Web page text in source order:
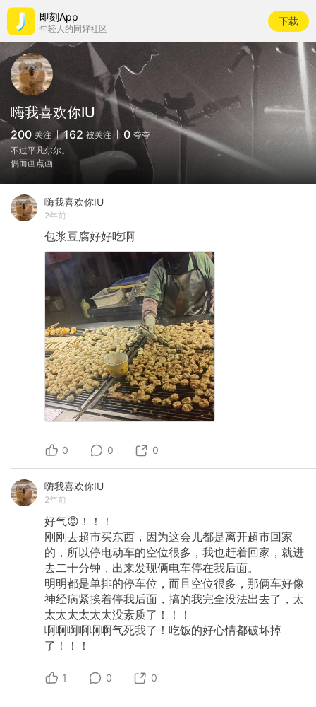
即刻App
年轻人的同好社区
下载
嗨我喜欢你IU
200 关注 162 被关注 0 夸夸
不过平凡尔尔。
偶而画点画
嗨我喜欢你IU
2年前
包浆豆腐好好吃啊
0 0 0
嗨我喜欢你IU
2年前
好气😡！！！
刚刚去超市买东西，因为这会儿都是离开超市回家
的，所以停电动车的空位很多，我也赶着回家，就进
去二十分钟，出来发现俩电车停在我后面。
明明都是单排的停车位，而且空位很多，那俩车好像
神经病紧挨着停我后面，搞的我完全没法出去了，太
太太太太太太没素质了！！！
啊啊啊啊啊啊气死我了！吃饭的好心情都破坏掉
了！！！
1 0 0